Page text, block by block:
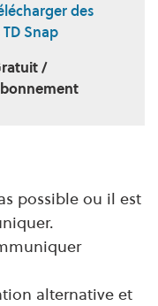
des
Snap
/
possible ou il est
alternative et